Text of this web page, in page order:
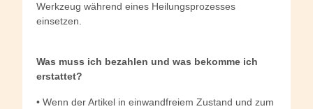
Werkzeug während eines Heilungsprozesses
einsetzen.
Was muss ich bezahlen und was bekomme ich
erstattet?
• Wenn der Artikel in einwandfreiem Zustand und zum